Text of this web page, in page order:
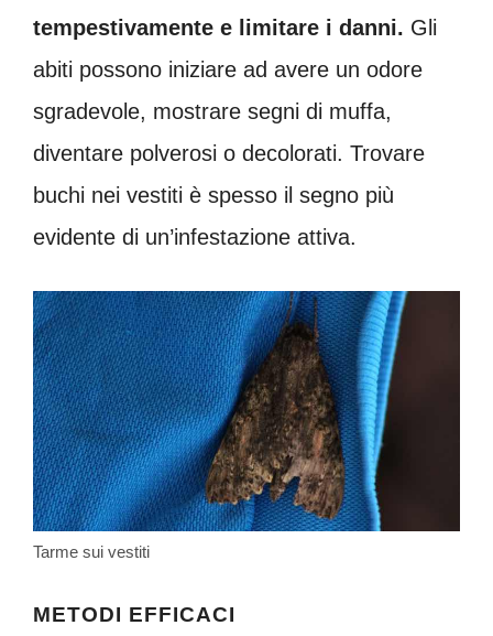
tempestivamente e limitare i danni. Gli
abiti possono iniziare ad avere un odore
sgradevole, mostrare segni di muffa,
diventare polverosi o decolorati. Trovare
buchi nei vestiti è spesso il segno più
evidente di un’infestazione attiva.
Tarme sui vestiti
METODI EFFICACI